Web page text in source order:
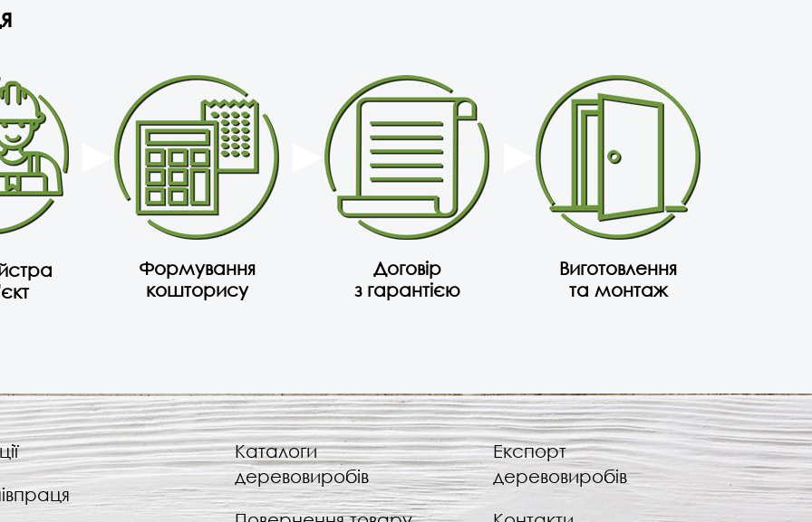
Формування
кошторису
Договір
з гарантією
Виготовлення
та монтаж
Каталоги
деревовиробів
Експорт
деревовиробів